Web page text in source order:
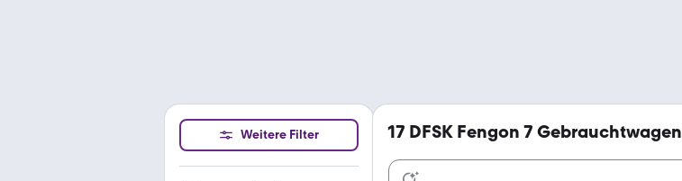
Weitere Filter 17 DFSK Fengon 7 Gebrauchtwagen